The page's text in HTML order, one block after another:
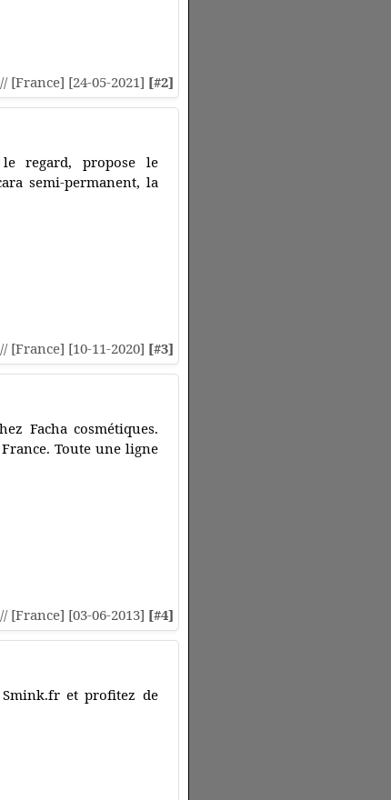
[France] [24-05-2021] [#2]
regard, propose le
semi-permanent, la
[France] [10-11-2020] [#3]
Facha cosmétiques.
Toute une ligne
[France] [03-06-2013] [#4]
et profitez de